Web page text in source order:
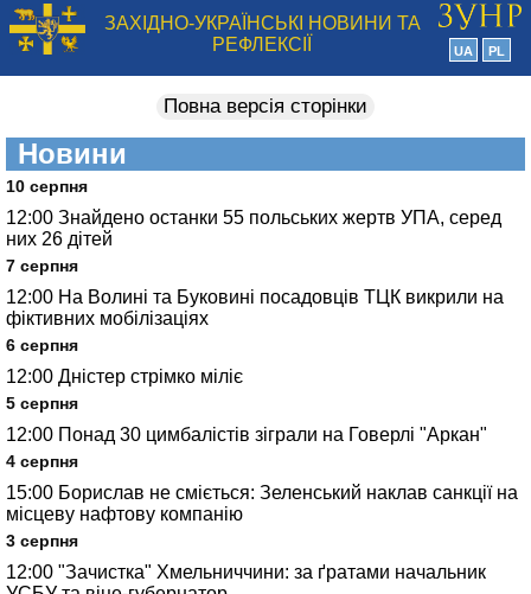
ЗАХІДНО-УКРАЇНСЬКІ НОВИНИ ТА
РЕФЛЕКСІЇ
UA PL
Повна версія сторінки
Новини
10 серпня
12:00 Знайдено останки 55 польських жертв УПА, серед
них 26 дітей
7 серпня
12:00 На Волині та Буковині посадовців ТЦК викрили на
фіктивних мобілізаціях
6 серпня
12:00 Дністер стрімко міліє
5 серпня
12:00 Понад 30 цимбалістів зіграли на Говерлі "Аркан"
4 серпня
15:00 Борислав не сміється: Зеленський наклав санкції на
місцеву нафтову компанію
3 серпня
12:00 "Зачистка" Хмельниччини: за ґратами начальник